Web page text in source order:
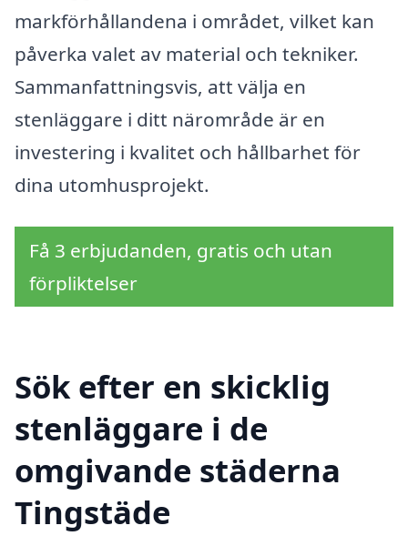
markförhållandena i området, vilket kan
påverka valet av material och tekniker.
Sammanfattningsvis, att välja en
stenläggare i ditt närområde är en
investering i kvalitet och hållbarhet för
dina utomhusprojekt.
Få 3 erbjudanden, gratis och utan
förpliktelser
Sök efter en skicklig
stenläggare i de
omgivande städerna
Tingstäde